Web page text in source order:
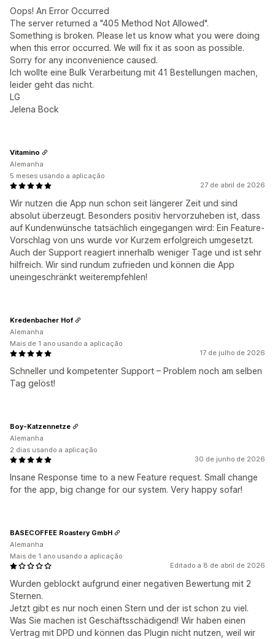
Oops! An Error Occurred
The server returned a "405 Method Not Allowed".
Something is broken. Please let us know what you were doing
when this error occurred. We will fix it as soon as possible.
Sorry for any inconvenience caused.
Ich wollte eine Bulk Verarbeitung mit 41 Bestellungen machen,
leider geht das nicht.
LG
Jelena Bock
27 de abril de 2026
Wir nutzen die App nun schon seit längerer Zeit und sind
absolut überzeugt. Besonders positiv hervorzuheben ist, dass
auf Kundenwünsche tatsächlich eingegangen wird: Ein Feature-
Vorschlag von uns wurde vor Kurzem erfolgreich umgesetzt.
Auch der Support reagiert innerhalb weniger Tage und ist sehr
hilfreich. Wir sind rundum zufrieden und können die App
uneingeschränkt weiterempfehlen!
Vitamino
Alemanha
5 meses usando a aplicação
17 de julho de 2026
Schneller und kompetenter Support – Problem noch am selben
Tag gelöst!
Kredenbacher Hof
Alemanha
Mais de 1 ano usando a aplicação
30 de junho de 2026
Insane Response time to a new Feature request. Small change
for the app, big change for our system. Very happy sofar!
Boy-Katzennetze
Alemanha
2 dias usando a aplicação
Editado a 8 de abril de 2026
Wurden geblockt aufgrund einer negativen Bewertung mit 2
Sternen.
Jetzt gibt es nur noch einen Stern und der ist schon zu viel.
Was Sie machen ist Geschäftsschädigend! Wir haben einen
Vertrag mit DPD und können das Plugin nicht nutzen, weil wir
BASECOFFEE Roastery GmbH
Alemanha
Mais de 1 ano usando a aplicação